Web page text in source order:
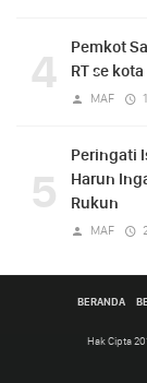
4
Pemkot
RT se
MAF
5
Peringati
Harun
Rukun
MAF
BERANDA
Hak Cipta